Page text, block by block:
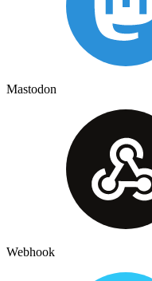
Mastodon
Webhook